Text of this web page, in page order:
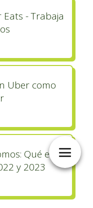
- Trabaja
Uber como
Qué es y
y 2023